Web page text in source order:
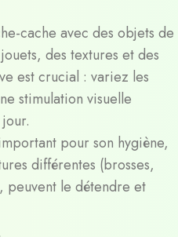
cache avec des objets de
des textures et des
est crucial : variez les
stimulation visuelle
pour son hygiène,
différentes (brosses,
peuvent le détendre et